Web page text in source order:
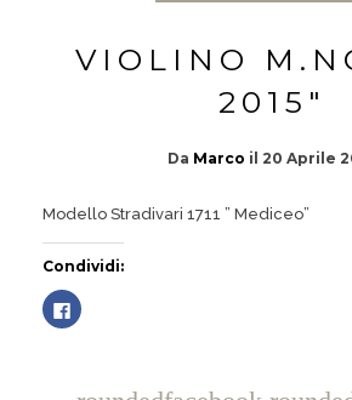
VIOLINO
2015″
Da Marco il 20 Aprile
Modello Stradivari 1711 ” Mediceo”
Condividi:
Fai
clic